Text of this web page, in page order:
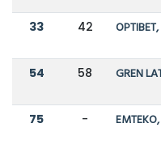
33 42
54 58 GREN
75 -